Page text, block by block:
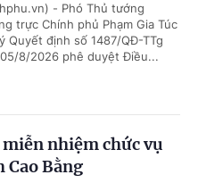
- Phó Thủ tướng
trực Chính phủ Phạm Gia Túc
Quyết định số 1487/QĐ-TTg
8/2026 phê duyệt Điều...
nhiệm chức vụ
Cao Bằng